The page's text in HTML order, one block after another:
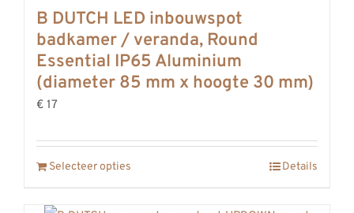
B DUTCH LED inbouwspot
badkamer / veranda, Round
Essential IP65 Aluminium
(diameter 85 mm x hoogte 30 mm)
€ 17
Selecteer opties Details